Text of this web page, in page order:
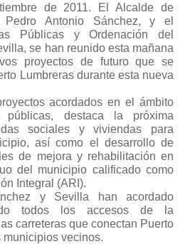
de 2011. El Alcalde de
Pedro Antonio Sánchez, y el
Públicas y Ordenación del
se han reunido esta mañana
proyectos de futuro que se
Lumbreras durante esta nueva
acordados en el ámbito
públicas, destaca la próxima
sociales y viviendas para
así como el desarrollo de
de mejora y rehabilitación en
del municipio calificado como
Integral (ARI).
y Sevilla han acordado
todos los accesos de la
carreteras que conectan Puerto
municipios vecinos.